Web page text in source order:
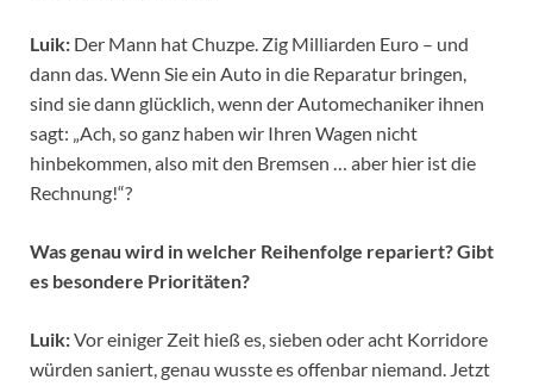
Luik: Der Mann hat Chuzpe. Zig Milliarden Euro – und
dann das. Wenn Sie ein Auto in die Reparatur bringen,
sind sie dann glücklich, wenn der Automechaniker ihnen
sagt: „Ach, so ganz haben wir Ihren Wagen nicht
hinbekommen, also mit den Bremsen … aber hier ist die
Rechnung!“?
Was genau wird in welcher Reihenfolge repariert? Gibt
es besondere Prioritäten?
Luik:Vor einiger Zeit hieß es, sieben oder acht Korridore
würden saniert, genau wusste es offenbar niemand. Jetzt